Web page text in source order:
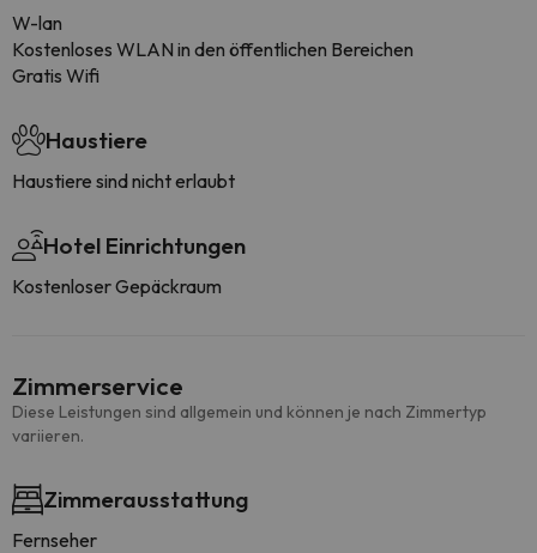
W-lan
Kostenloses WLAN in den öffentlichen Bereichen
Gratis Wifi
Haustiere
Haustiere sind nicht erlaubt
Hotel Einrichtungen
Kostenloser Gepäckraum
Zimmerservice
Diese Leistungen sind allgemein und können je nach Zimmertyp
variieren.
Zimmerausstattung
Fernseher